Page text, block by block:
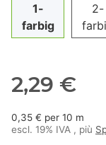
1-
farbig
2-
2,29 €
0,35 € per 10 m
escl. 19% IVA , più